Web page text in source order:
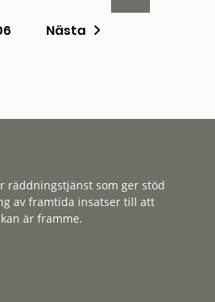
Nästa
räddningstjänst som ger stöd
av framtida insatser till att
är framme.